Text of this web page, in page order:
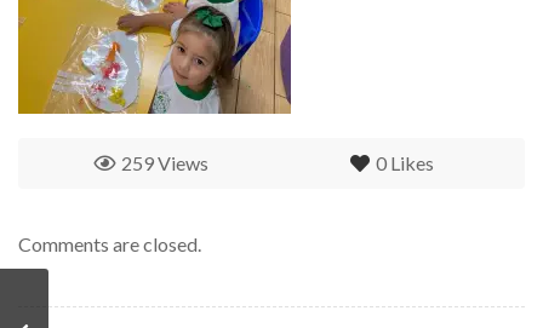
0 Likes
259 Views
Comments are closed.